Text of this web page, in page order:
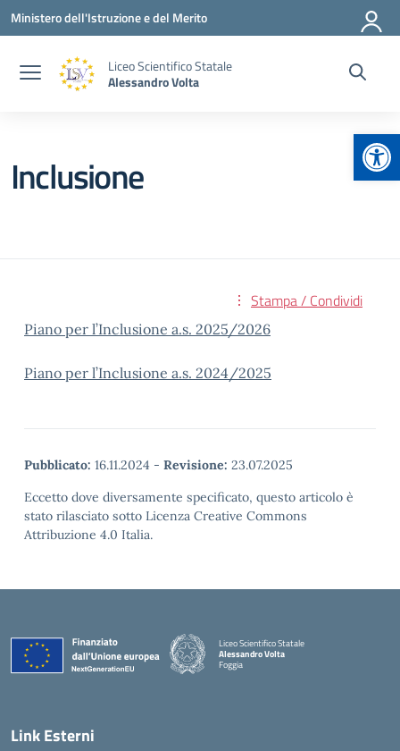
Vai ai contenuti
Vai al menu di navigazione
Vai al footer
Ministero dell'Istruzione e del Merito
Liceo Scientifico Statale
Alessandro Volta
Inclusione
Stampa / Condividi
Piano per l’Inclusione a.s. 2025/2026
Piano per l’Inclusione a.s. 2024/2025
Pubblicato: 16.11.2024 - Revisione: 23.07.2025
Eccetto dove diversamente specificato, questo articolo è
stato rilasciato sotto Licenza Creative Commons
Attribuzione 4.0 Italia.
Liceo Scientifico Statale
Alessandro Volta
Foggia
— Visita la pagina iniziale della scuola
Link Esterni